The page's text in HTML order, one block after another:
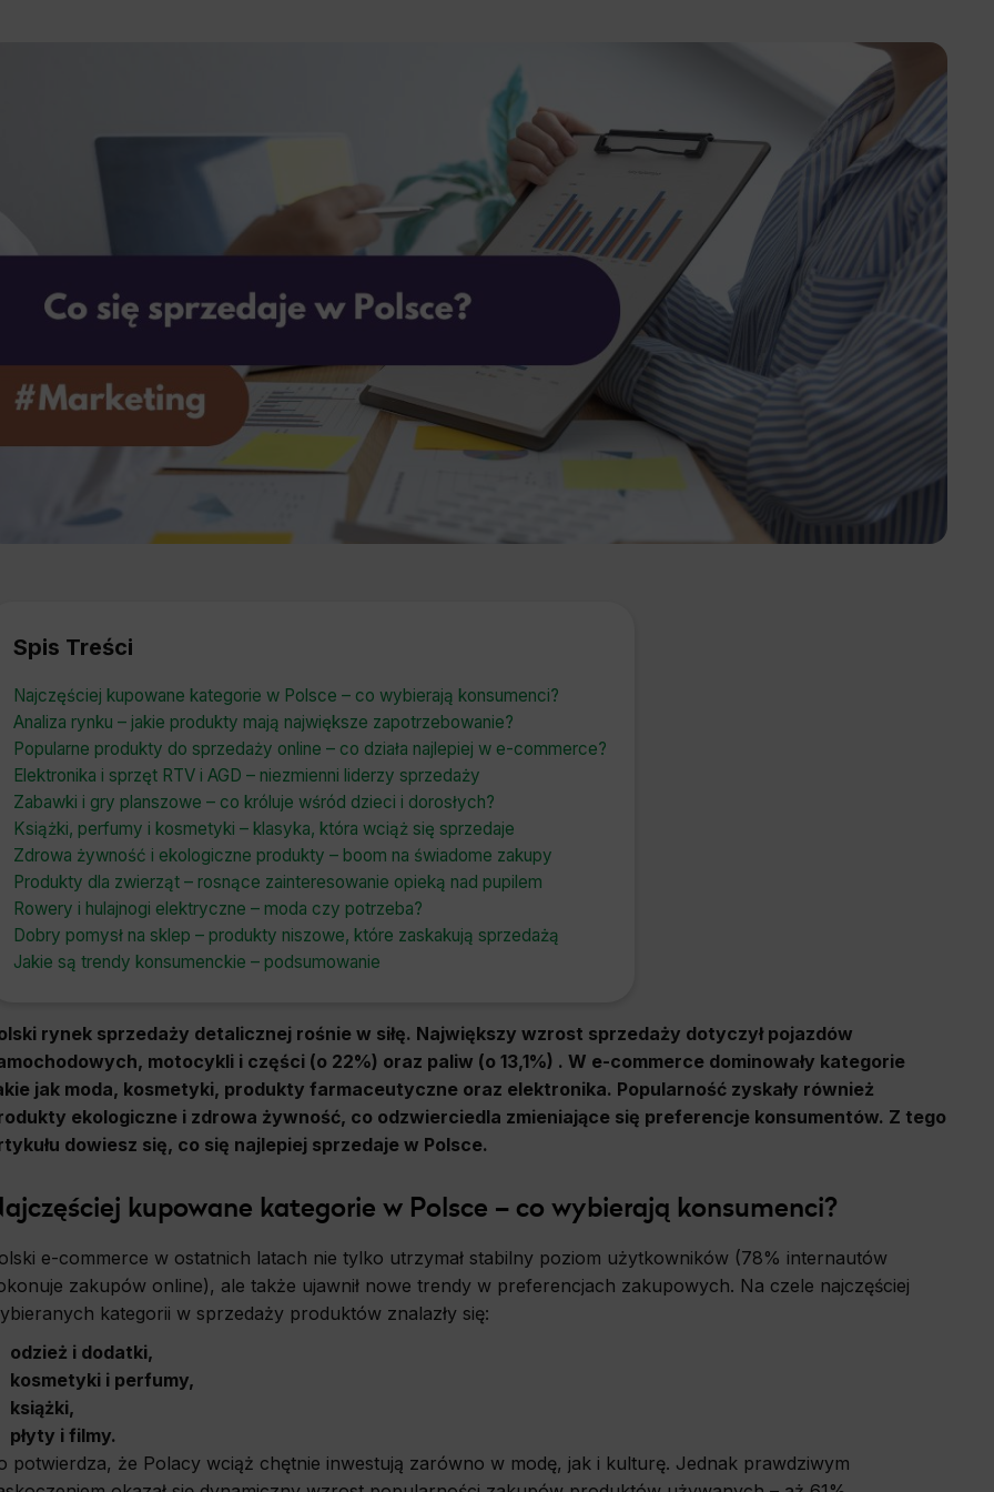
Spis Treści
Najczęściej kupowane kategorie w Polsce – co wybierają konsumenci?
Analiza rynku – jakie produkty mają największe zapotrzebowanie?
Popularne produkty do sprzedaży online – co działa najlepiej w e-commerce?
Elektronika i sprzęt RTV i AGD – niezmienni liderzy sprzedaży
Zabawki i gry planszowe – co króluje wśród dzieci i dorosłych?
Książki, perfumy i kosmetyki – klasyka, która wciąż się sprzedaje
Zdrowa żywność i ekologiczne produkty – boom na świadome zakupy
Produkty dla zwierząt – rosnące zainteresowanie opieką nad pupilem
Rowery i hulajnogi elektryczne – moda czy potrzeba?
Dobry pomysł na sklep – produkty niszowe, które zaskakują sprzedażą
Jakie są trendy konsumenckie – podsumowanie
rynek sprzedaży detalicznej rośnie w siłę. Największy wzrost sprzedaży dotyczył pojazdów
motocykli i części (o 22%) oraz paliw (o 13,1%) . W e-commerce dominowały kategorie
jak moda, kosmetyki, produkty farmaceutyczne oraz elektronika. Popularność zyskały również
ekologiczne i zdrowa żywność, co odzwierciedla zmieniające się preferencje konsumentów. Z tego
dowiesz się, co się najlepiej sprzedaje w Polsce.
kupowane kategorie w Polsce – co wybierają konsumenci?
e-commerce w ostatnich latach nie tylko utrzymał stabilny poziom użytkowników (78% internautów
zakupów online), ale także ujawnił nowe trendy w preferencjach zakupowych. Na czele najczęściej
kategorii w sprzedaży produktów znalazły się:
odzież i dodatki,
kosmetyki i perfumy,
książki,
płyty i filmy.
potwierdza, że Polacy wciąż chętnie inwestują zarówno w modę, jak i kulturę. Jednak prawdziwym